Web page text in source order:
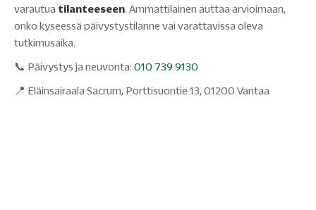
varautua tilanteeseen. Ammattilainen auttaa arvioimaan,
onko kyseessä päivystystilanne vai varattavissa oleva
tutkimusaika.
📞 Päivystys ja neuvonta: 010 739 9130
📍 Eläinsairaala Sacrum, Porttisuontie 13, 01200 Vantaa